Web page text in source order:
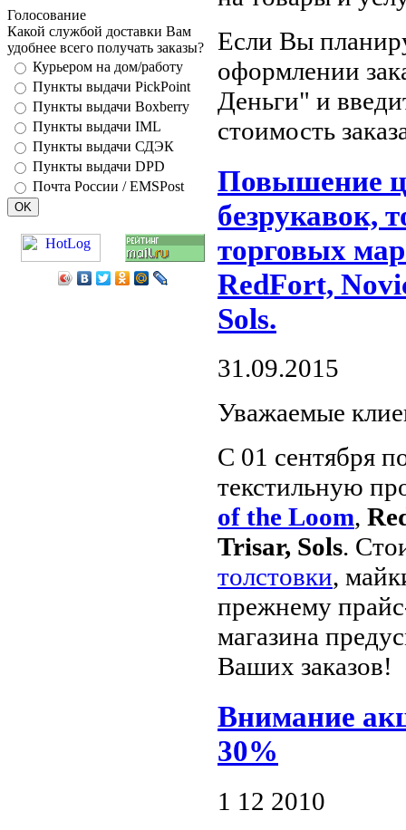
Голосование
Какой службой доставки Вам
удобнее всего получать заказы?
Курьером на дом/работу
Пункты выдачи PickPoint
Пункты выдачи Boxberry
Пункты выдачи IML
Пункты выдачи СДЭК
Пункты выдачи DPD
Почта России / EMSPost
Если Вы
оформлении
Деньги" и
стоимость
Повышение
безрукавок,
торговых
RedFort,
Sols.
31.09.2015
Уважаемые
С 01 сентября
текстильную
of the Loom,
Trisar, Sols.
толстовки,
прежнему
магазина
Ваших заказов!
Внимание
30%
1 12 2010